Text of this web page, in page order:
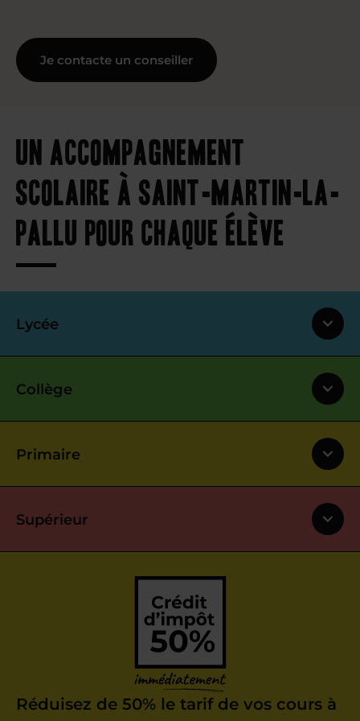
Je contacte un conseiller
Un accompagnement
scolaire à Saint-Martin-la-
Pallu pour chaque élève
Lycée
Collège
Primaire
Supérieur
Réduisez de 50% le tarif de vos cours à